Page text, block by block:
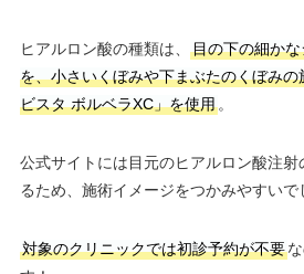
ヒアルロン酸の種類は、
目の下の細か
を、小さいくぼみや下まぶたのくぼみ
ビスタ ボルベラXC」を使用。
公式サイトには目元のヒアルロン酸注
るため、施術イメージをつかみやすいで
対象のクリニックでは初診予約が不要